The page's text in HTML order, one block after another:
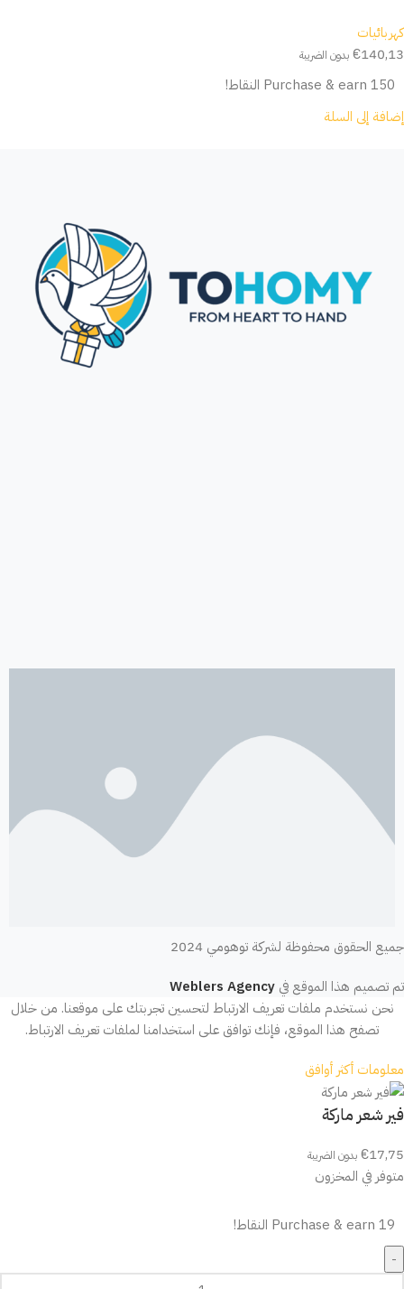
كهربائيات
€140,13 بدون الضريبة
Purchase & earn 150 النقاط!
إضافة إلى السلة
جميع الحقوق محفوظة لشركة توهومي 2024
تم تصميم هذا الموقع في Weblers Agency
نحن نستخدم ملفات تعريف الارتباط لتحسين تجربتك على موقعنا. من خلال
تصفح هذا الموقع، فإنك توافق على استخدامنا لملفات تعريف الارتباط.
معلومات أكثر أوافق
فير شعر ماركة
€17,75 بدون الضريبة
متوفر في المخزون
Purchase & earn 19 النقاط!